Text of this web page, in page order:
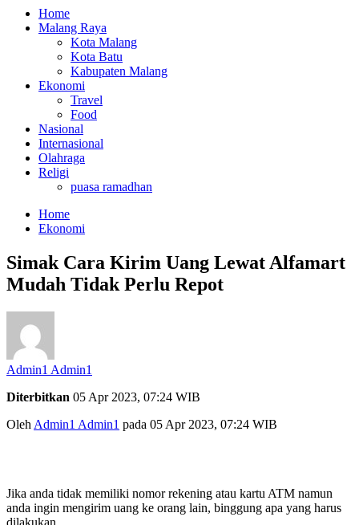
Home
Malang Raya
Kota Malang
Kota Batu
Kabupaten Malang
Ekonomi
Travel
Food
Nasional
Internasional
Olahraga
Religi
puasa ramadhan
Home
Ekonomi
Simak Cara Kirim Uang Lewat Alfamart
Mudah Tidak Perlu Repot
Admin1 Admin1
Diterbitkan 05 Apr 2023, 07:24 WIB
Oleh Admin1 Admin1 pada 05 Apr 2023, 07:24 WIB
Jika anda tidak memiliki nomor rekening atau kartu ATM namun
anda ingin mengirim uang ke orang lain, binggung apa yang harus
dilakukan.